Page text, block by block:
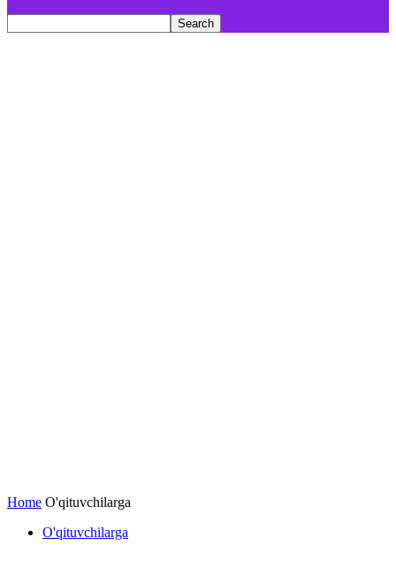
Home O'qituvchilarga
O'qituvchilarga